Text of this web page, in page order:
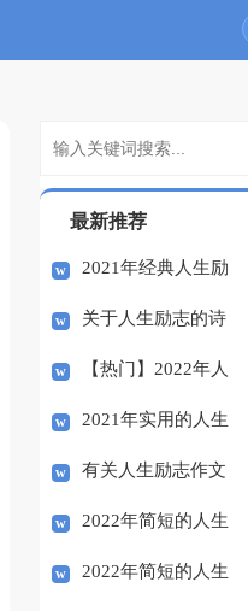
最新推荐
2021年经典人生励
志语录集合47条
关于人生励志的诗
句 【热门】2022年人
生励志语录汇编44条
2021年实用的人生
励志语录大集合74条
有关人生励志作文
合集8篇2022年简短的人生
励志语录汇编32条
2022年简短的人生